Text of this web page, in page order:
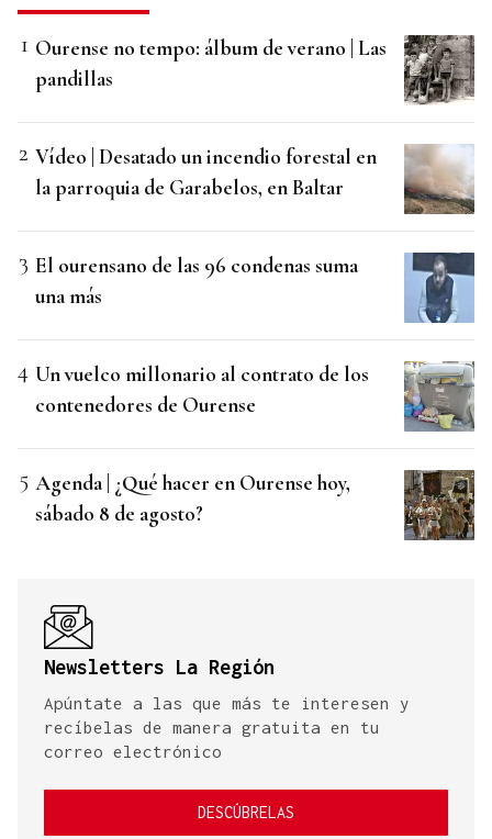
Ourense no tempo: álbum de verano | Las
pandillas
Vídeo | Desatado un incendio forestal en
la parroquia de Garabelos, en Baltar
El ourensano de las 96 condenas suma
una más
Un vuelco millonario al contrato de los
contenedores de Ourense
Agenda | ¿Qué hacer en Ourense hoy,
sábado 8 de agosto?
Newsletters La Región
Apúntate a las que más te interesen y
recíbelas de manera gratuita en tu
correo electrónico
DESCÚBRELAS